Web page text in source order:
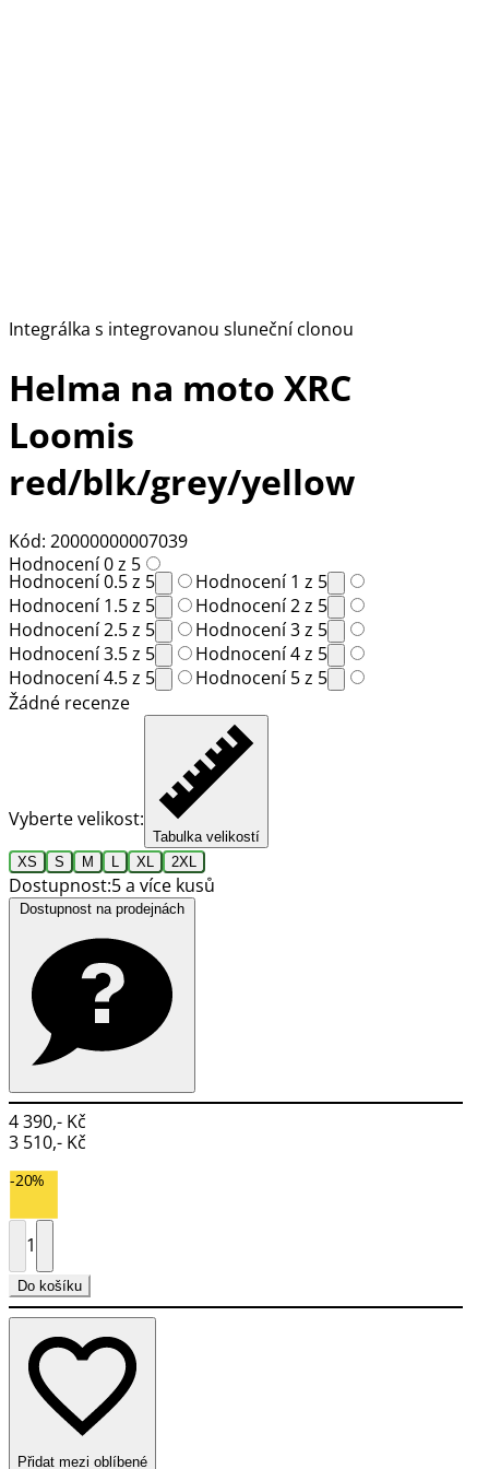
Integrálka s integrovanou sluneční clonou
Helma na moto XRC
Loomis
red/blk/grey/yellow
Kód: 20000000007039
Hodnocení 0 z 5
Hodnocení 0.5 z 5
Hodnocení 1 z 5
Hodnocení 1.5 z 5
Hodnocení 2 z 5
Hodnocení 2.5 z 5
Hodnocení 3 z 5
Hodnocení 3.5 z 5
Hodnocení 4 z 5
Hodnocení 4.5 z 5
Hodnocení 5 z 5
Žádné recenze
Vyberte velikost:
Tabulka velikostí
XS
S M XL 2XL
Dostupnost:5 a více kusů
4 390,- Kč
3 510,- Kč
-20%
1
Do košíku
Přidat mezi oblíbené